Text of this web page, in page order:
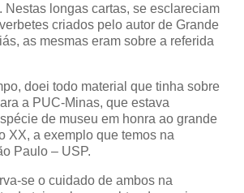
Nestas longas cartas, se esclareciam
criados pelo autor de Grande
as mesmas eram sobre a referida
doei todo material que tinha sobre
a PUC-Minas, que estava
de museu em honra ao grande
XX, a exemplo que temos na
Paulo – USP.
se o cuidado de ambos na